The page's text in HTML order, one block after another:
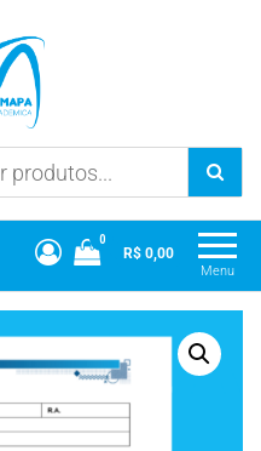
Mapa UniCesumar
Menu
0
R$ 0,00